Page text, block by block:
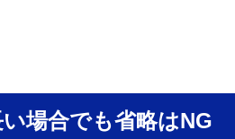
場合でも省略はNG